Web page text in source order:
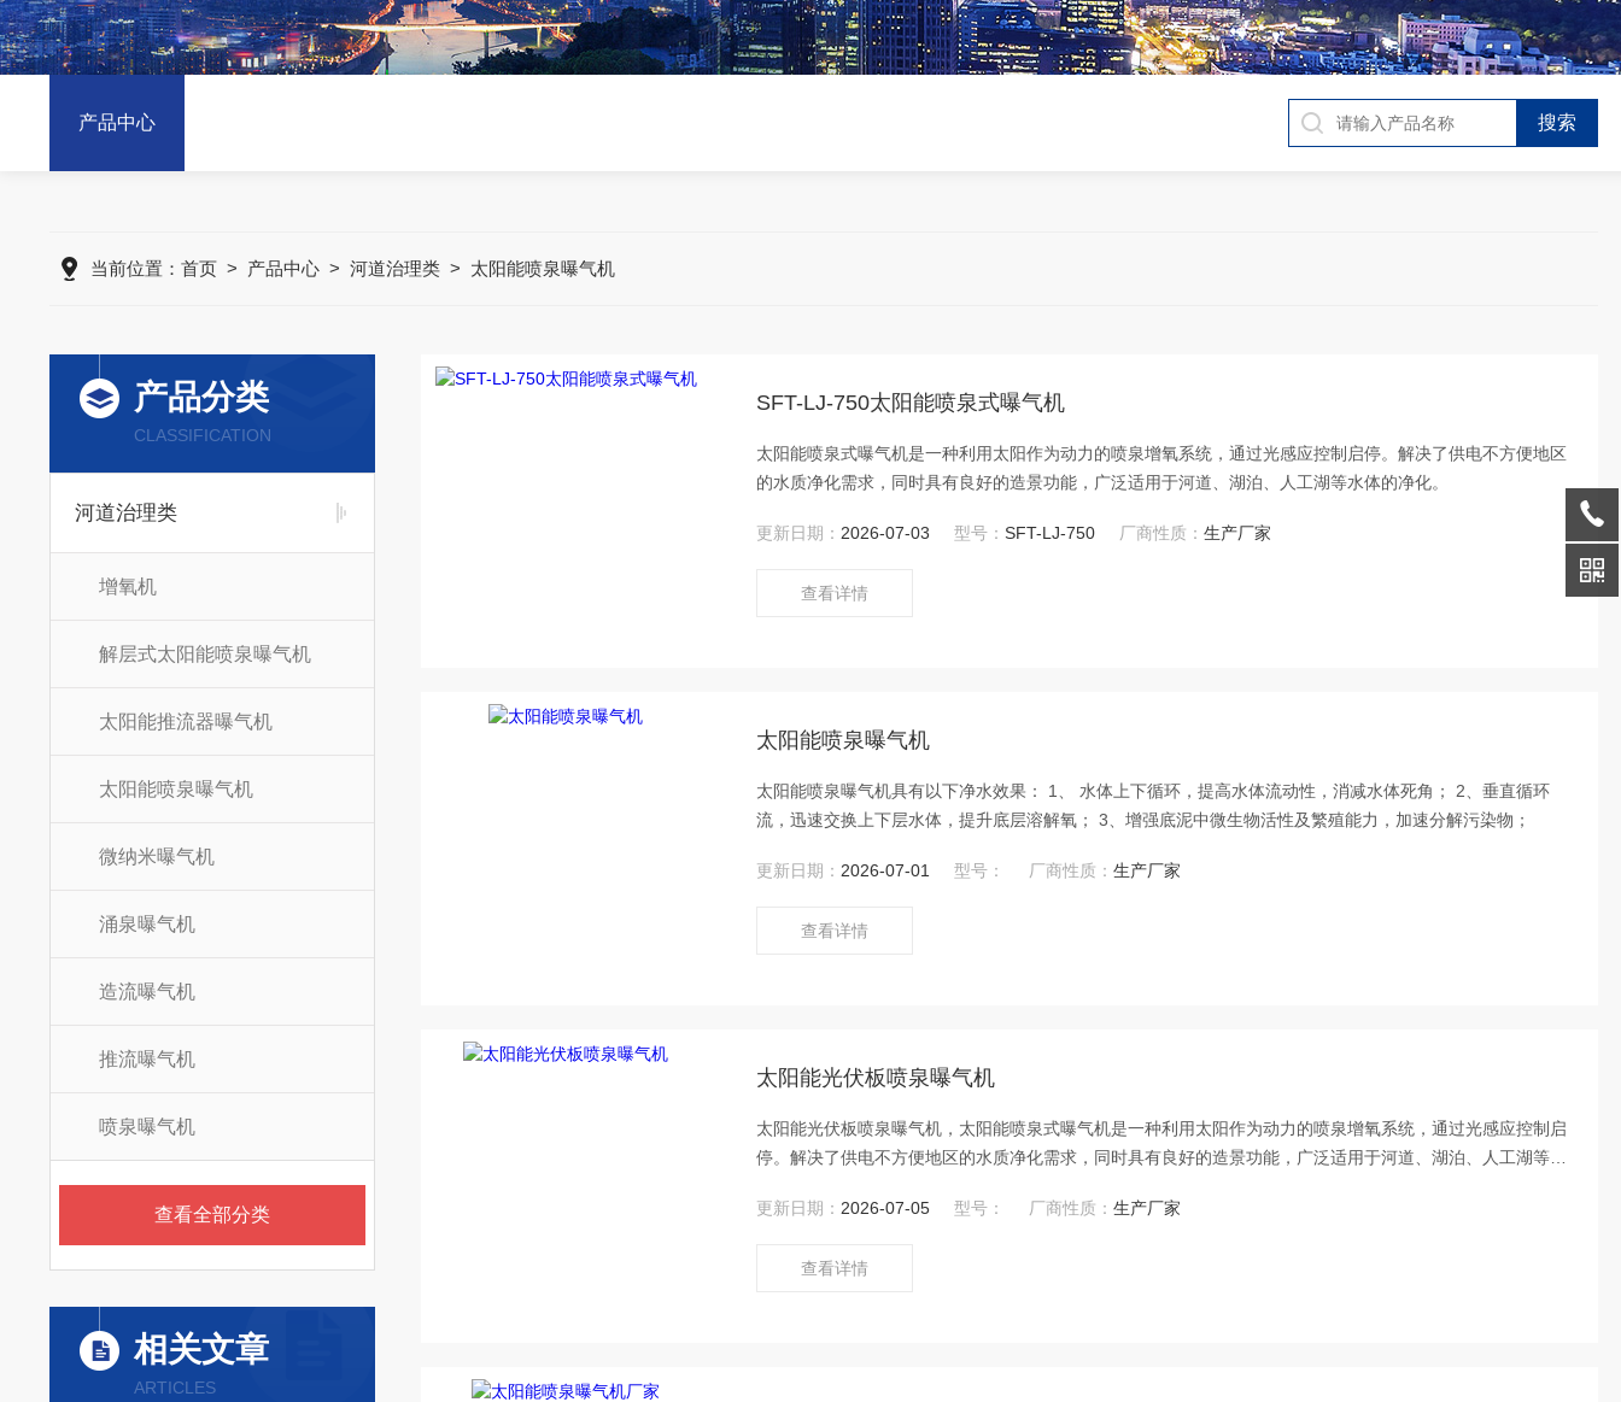
产品中心
当前位置： 首页> 产品中心> 河道治理类> 太阳能喷泉曝气机
产品分类
CLASSIFICATION
河道治理类
增氧机
解层式太阳能喷泉曝气机
太阳能推流器曝气机
太阳能喷泉曝气机
微纳米曝气机
涌泉曝气机
造流曝气机
推流曝气机
喷泉曝气机
查看全部分类
相关文章
ARTICLES
SFT-LJ-750太阳能喷泉式曝气机
太阳能喷泉式曝气机是一种利用太阳作为动力的喷泉增氧系统，通过光感应控制启停。解决了供电不方便地区
的水质净化需求，同时具有良好的造景功能，广泛适用于河道、湖泊、人工湖等水体的净化。
更新日期： 2026-07-03 型号：SFT-LJ-750 厂商性质：生产厂家
查看详情
太阳能喷泉曝气机
太阳能喷泉曝气机具有以下净水效果： 1、 水体上下循环，提高水体流动性，消减水体死角； 2、垂直循环
流，迅速交换上下层水体，提升底层溶解氧； 3、增强底泥中微生物活性及繁殖能力，加速分解污染物；
更新日期： 2026-07-01 型号： 厂商性质：生产厂家
查看详情
太阳能光伏板喷泉曝气机
太阳能光伏板喷泉曝气机，太阳能喷泉式曝气机是一种利用太阳作为动力的喷泉增氧系统，通过光感应控制启
停。解决了供电不方便地区的水质净化需求，同时具有良好的造景功能，广泛适用于河道、湖泊、人工湖等水
更新日期： 2026-07-05 型号： 厂商性质：生产厂家
查看详情